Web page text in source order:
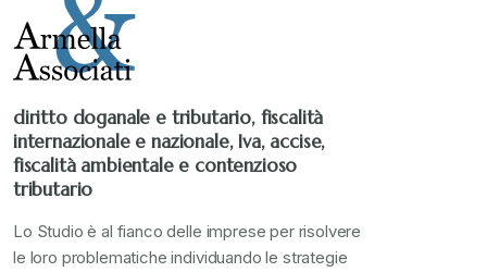
diritto doganale e tributario, fiscalità
internazionale e nazionale, Iva, accise,
fiscalità ambientale e contenzioso
tributario
Lo Studio è al fianco delle imprese per risolvere
le loro problematiche individuando le strategie